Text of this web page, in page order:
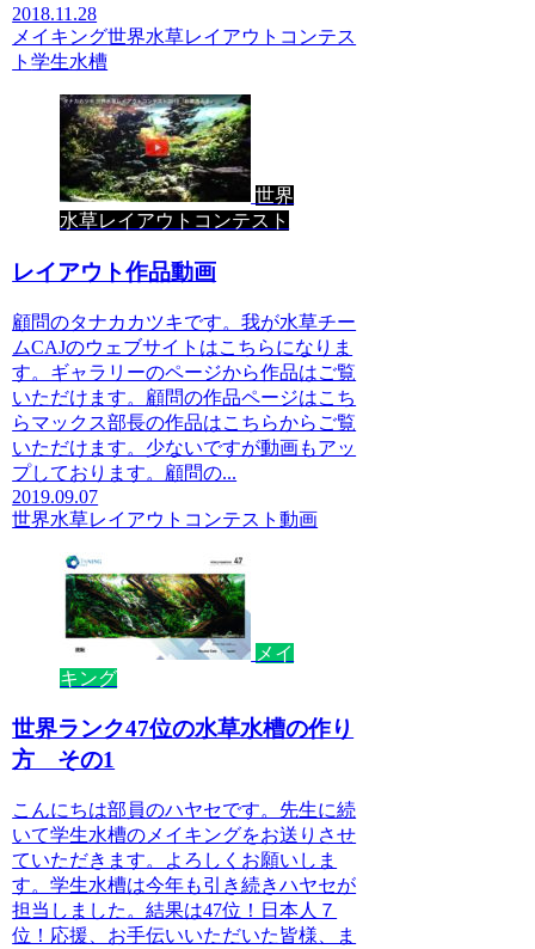
2018.11.28
メイキング世界水草レイアウトコンテス
ト学生水槽
世界
水草レイアウトコンテスト
レイアウト作品動画
顧問のタナカカツキです。我が水草チー
ムCAJのウェブサイトはこちらになりま
す。ギャラリーのページから作品はご覧
いただけます。顧問の作品ページはこち
らマックス部長の作品はこちらからご覧
いただけます。少ないですが動画もアッ
プしております。顧問の...
2019.09.07
世界水草レイアウトコンテスト動画
メイ
キング
世界ランク47位の水草水槽の作り
方 その1
こんにちは部員のハヤセです。先生に続
いて学生水槽のメイキングをお送りさせ
ていただきます。よろしくお願いしま
す。学生水槽は今年も引き続きハヤセが
担当しました。結果は47位！日本人７
位！応援、お手伝いいただいた皆様、ま